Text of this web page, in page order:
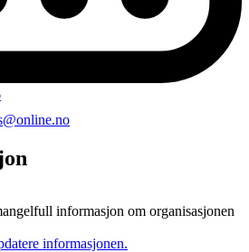
informasjon om organisasjonen
informasjonen.